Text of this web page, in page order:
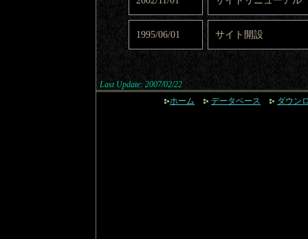
1995/06/01 サイト開設
Last Update: 2007/02/22
ホーム
データベース ダウン